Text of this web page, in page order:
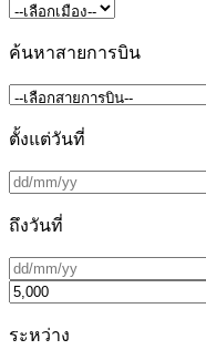
ค้นหาสายการบิน
ตั้งแต่วันที่
ถึงวันที่
ระหว่าง